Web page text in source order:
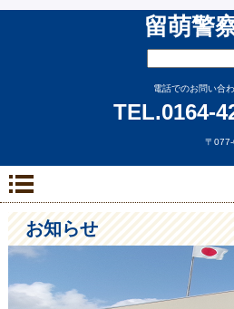
留萌警
電話でのお問い合
TEL.0164-
〒
お知らせ